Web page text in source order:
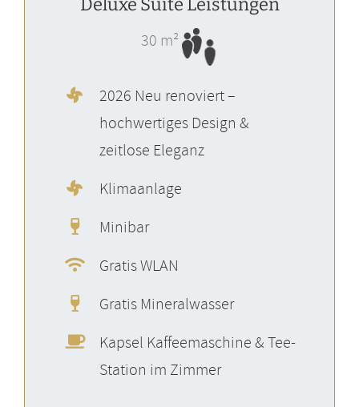
30 m²
2026 Neu renoviert –
hochwertiges Design &
zeitlose Eleganz
Klimaanlage
Minibar
Gratis WLAN
Gratis Mineralwasser
Kapsel Kaffeemaschine & Tee-
Station im Zimmer